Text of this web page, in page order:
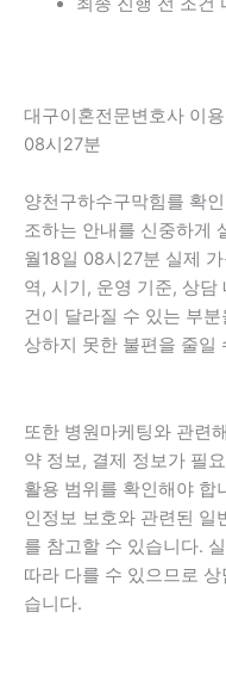
대구이혼전문변호사 이
08시27분
양천구하수구막힘를 확
조하는 안내를 신중하게
월18일 08시27분 실제
역, 시기, 운영 기준, 상
건이 달라질 수 있는 부
상하지 못한 불편을 줄일
또한 병원마케팅와 관련
약 정보, 결제 정보가 필
활용 범위를 확인해야
인정보 보호와 관련된 일
를 참고할 수 있습니다.
따라 다를 수 있으므로
습니다.